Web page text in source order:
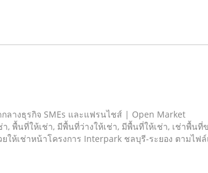
ลางธุรกิจ SMEs และแฟรนไชส์ | Open Market
พื้นที่ให้เช่า, มีพื้นที่ว่างให้เช่า, มีพื้นที่ให้เช่า, เช่าพื้น
ให้เช่าหน้าโครงการ Interpark ชลบุรี-ระยอง ตามไฟ